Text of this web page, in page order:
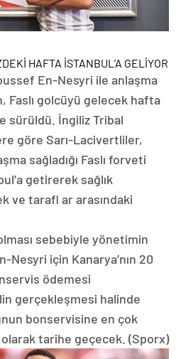
HAFTA İSTANBUL’A GELİYOR
En-Nesyri ile anlaşma
Faslı golcüyü gelecek hafta
sürüldü. İngiliz Tribal
göre Sarı-Lacivertliler,
sağladığı Faslı forveti
getirerek sağlık
ve tarafl ar arasındaki
sebebiyle yönetimin
için Kanarya’nın 20
ödemesi
gerçekleşmesi halinde
bonservisine en çok
tarihe geçecek. (Sporx)